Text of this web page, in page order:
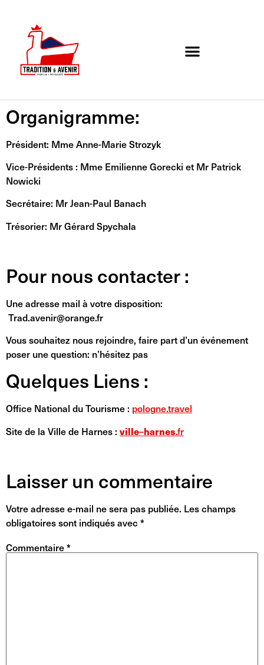
Organigramme:
Président: Mme Anne-Marie Strozyk
Vice-Présidents : Mme Emilienne Gorecki et Mr Patrick
Nowicki
Secrétaire: Mr Jean-Paul Banach
Trésorier: Mr Gérard Spychala
Pour nous contacter :
Une adresse mail à votre disposition:
Trad.avenir@orange.fr
Vous souhaitez nous rejoindre, faire part d’un événement
poser une question: n’hésitez pas
Quelques Liens :
Office National du Tourisme : pologne.travel
Site de la Ville de Harnes : ville–harnes.fr
Laisser un commentaire
Votre adresse e-mail ne sera pas publiée. Les champs
obligatoires sont indiqués avec *
Commentaire*